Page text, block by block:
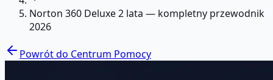
Norton 360 Deluxe 2 lata — kompletny przewodnik
2026
Powrót do Centrum Pomocy